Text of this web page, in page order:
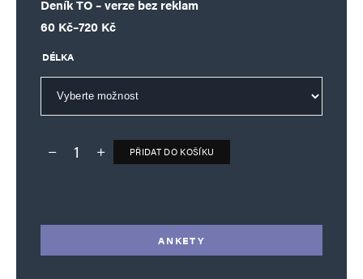
Deník TO – verze bez reklam
60 Kč–720 Kč
Rozpětí cen: 60 Kč až 720 Kč
DÉLKA
Deník TO – verze bez reklam množství
PŘIDAT DO KOŠÍKU
ANKETY